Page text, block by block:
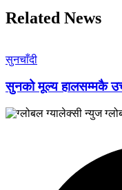
Related News
सुनचाँदी
सुनको मूल्य हालसम्मकै